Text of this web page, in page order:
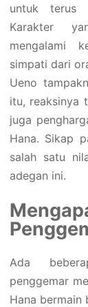
untuk terus
Karakter
mengalami
simpati dari
Ueno
itu, reaksinya
juga
Hana. Sikap
salah satu
adegan ini.
Ada
penggemar
Hana bermain